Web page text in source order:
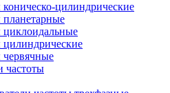
цилиндрические
планетарные
циклоидальные
цилиндрические
червячные
частоты